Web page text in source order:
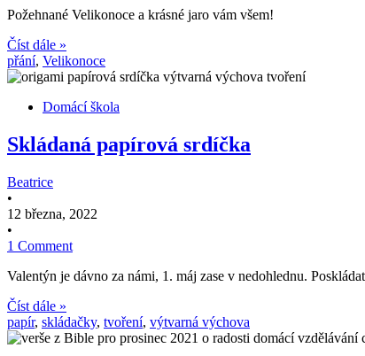
Požehnané Velikonoce a krásné jaro vám všem!
Číst dále »
přání, Velikonoce
Domácí škola
Skládaná papírová srdíčka
Beatrice
•
12 března, 2022
•
1 Comment
Valentýn je dávno za námi, 1. máj zase v nedohlednu.
Číst dále »
papír, skládačky, tvoření, výtvarná výchova